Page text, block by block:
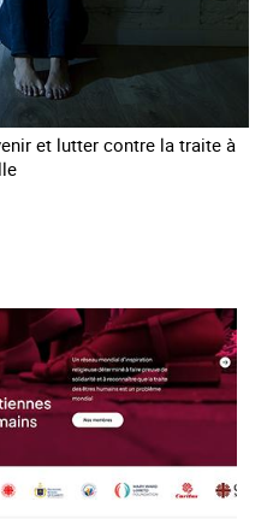
et lutter contre la traite à